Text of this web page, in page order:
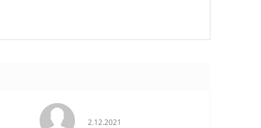
z 5 hvězdiček. Hodnocení obchodu je 5 z 5 hvězdiček.
2.12.2021